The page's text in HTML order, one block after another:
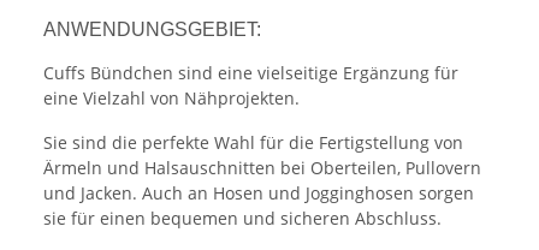
ANWENDUNGSGEBIET:
Cuffs Bündchen sind eine vielseitige Ergänzung für
eine Vielzahl von Nähprojekten.
Sie sind die perfekte Wahl für die Fertigstellung von
Ärmeln und Halsauschnitten bei Oberteilen, Pullovern
und Jacken. Auch an Hosen und Jogginghosen sorgen
sie für einen bequemen und sicheren Abschluss.